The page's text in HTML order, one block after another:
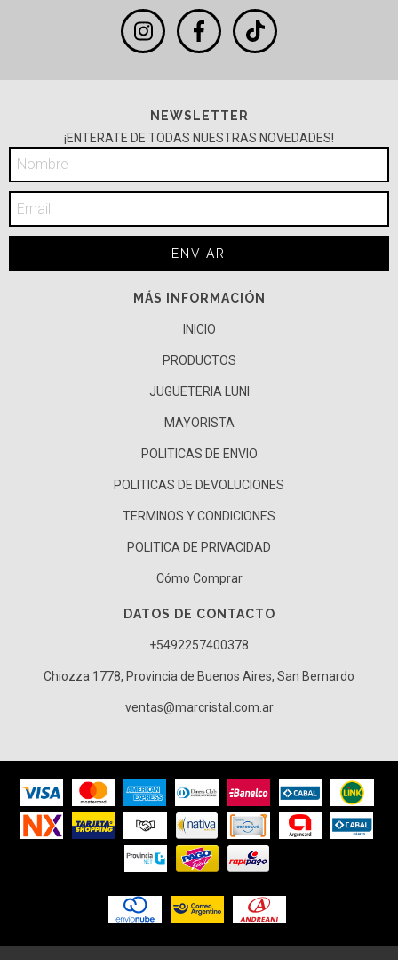
NEWSLETTER
¡ENTERATE DE TODAS NUESTRAS NOVEDADES!
MÁS INFORMACIÓN
INICIO
PRODUCTOS
JUGUETERIA LUNI
MAYORISTA
POLITICAS DE ENVIO
POLITICAS DE DEVOLUCIONES
TERMINOS Y CONDICIONES
POLITICA DE PRIVACIDAD
Cómo Comprar
DATOS DE CONTACTO
+5492257400378
Chiozza 1778, Provincia de Buenos Aires, San Bernardo
ventas@marcristal.com.ar